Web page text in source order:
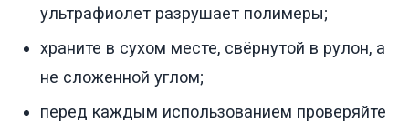
ультрафиолет разрушает полимеры;
храните в сухом месте, свёрнутой в рулон, а
не сложенной углом;
перед каждым использованием проверяйте